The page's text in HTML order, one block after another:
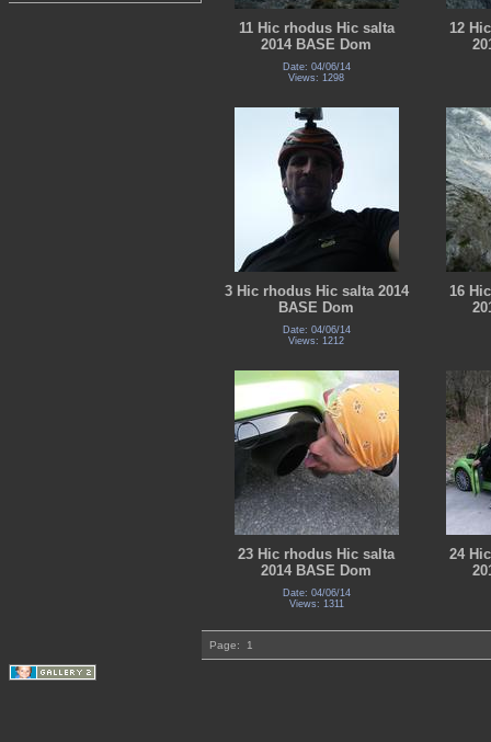
11 Hic rhodus Hic salta
2014 BASE Dom
Date: 04/06/14
Views: 1298
12
3 Hic rhodus Hic salta 2014
BASE Dom
Date: 04/06/14
Views: 1212
16
23 Hic rhodus Hic salta
2014 BASE Dom
Date: 04/06/14
Views: 1311
24
Page: 1